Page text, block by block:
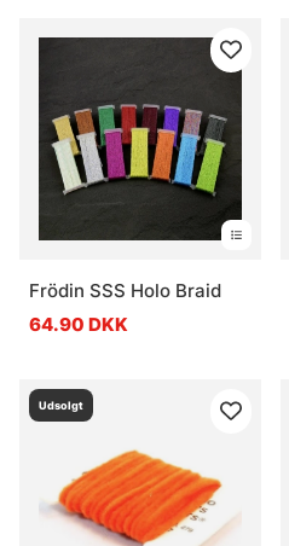
Frödin SSS Holo Braid
64.90 DKK
Udsolgt